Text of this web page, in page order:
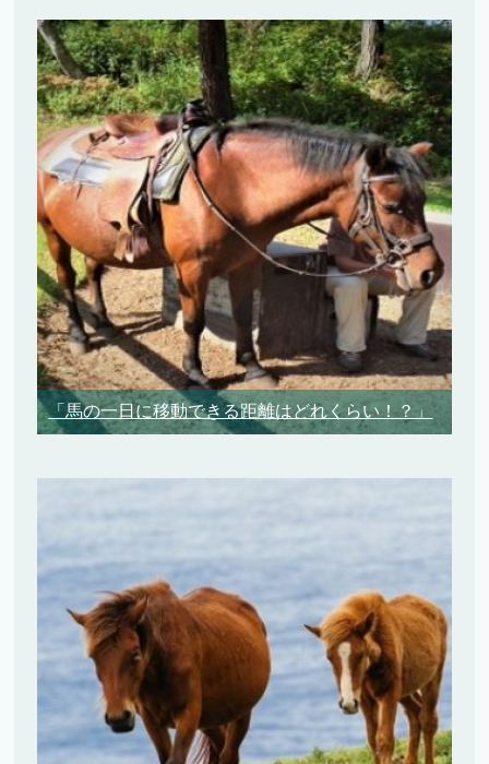
「馬の一日に移動できる距離はどれくらい！？」